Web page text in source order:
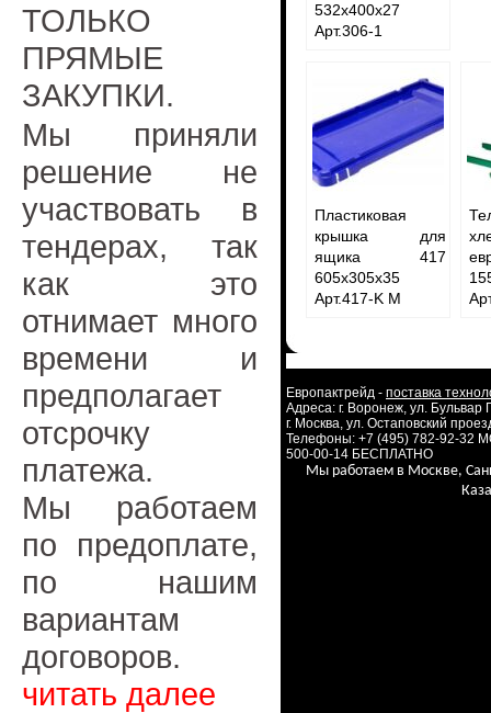
ТОЛЬКО
ПРЯМЫЕ
ЗАКУПКИ.
Мы приняли
решение не
участвовать в
тендерах, так
как это
отнимает много
времени и
предполагает
отсрочку
платежа.
Мы работаем
по предоплате,
по нашим
вариантам
договоров.
читать далее
532x400x27
Арт.306-1
Пластиковая
крышка для
ящика 417
605x305x35
Арт.417-K М
Европактрейд - поставка
Адреса: г. Воронеж, ул.
г. Москва, ул. Остаповский
Телефоны: +7 (495) 782-92-32
500-00-14 БЕСПЛАТНО
Мы работаем в Москве,